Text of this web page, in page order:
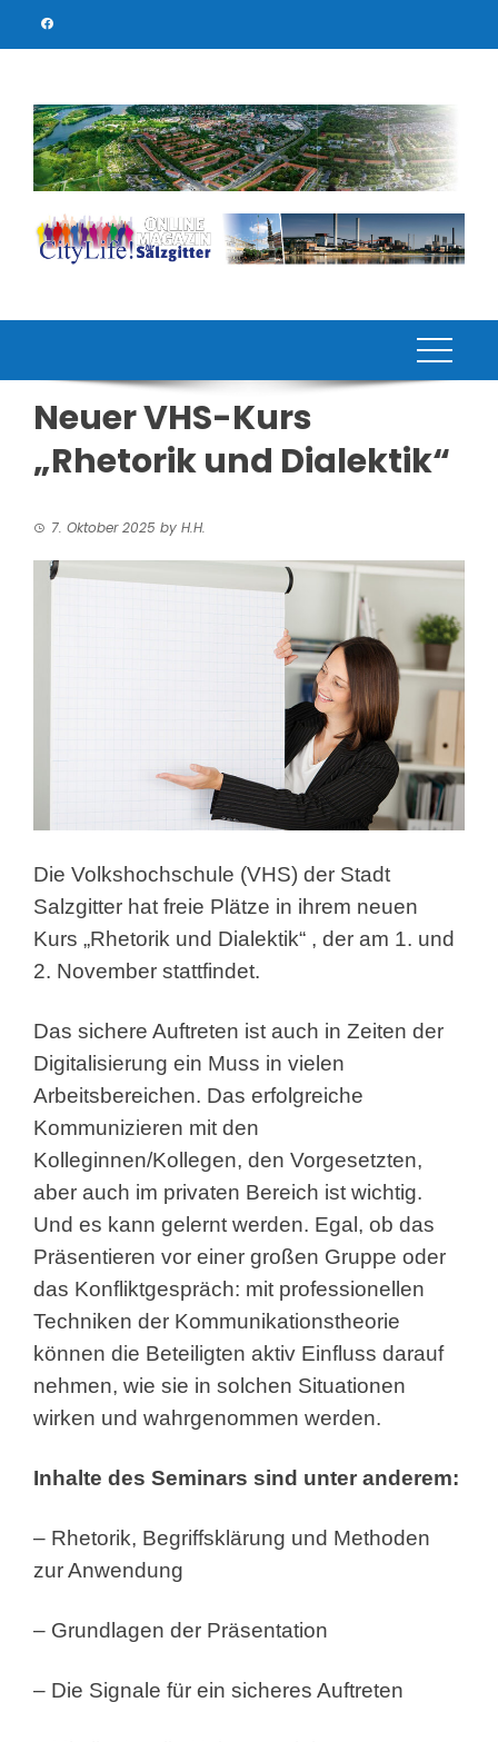
Neuer VHS-Kurs
„Rhetorik und Dialektik“
7. Oktober 2025 by H.H.
Die Volkshochschule (VHS) der Stadt
Salzgitter hat freie Plätze in ihrem neuen
Kurs „Rhetorik und Dialektik“ , der am 1. und
2. November stattfindet.
Das sichere Auftreten ist auch in Zeiten der
Digitalisierung ein Muss in vielen
Arbeitsbereichen. Das erfolgreiche
Kommunizieren mit den
Kolleginnen/Kollegen, den Vorgesetzten,
aber auch im privaten Bereich ist wichtig.
Und es kann gelernt werden. Egal, ob das
Präsentieren vor einer großen Gruppe oder
das Konfliktgespräch: mit professionellen
Techniken der Kommunikationstheorie
können die Beteiligten aktiv Einfluss darauf
nehmen, wie sie in solchen Situationen
wirken und wahrgenommen werden.
Inhalte des Seminars sind unter anderem:
– Rhetorik, Begriffsklärung und Methoden
zur Anwendung
– Grundlagen der Präsentation
– Die Signale für ein sicheres Auftreten